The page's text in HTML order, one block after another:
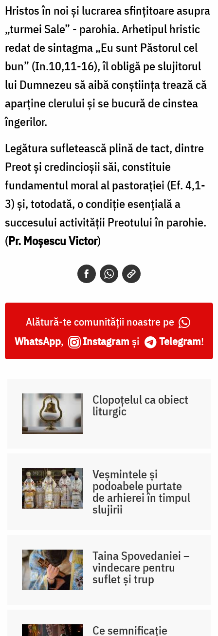
Hristos în noi şi lucrarea sfințitoare asupra
„turmei Sale” - parohia. Arhetipul hristic
redat de sintagma „Eu sunt Păstorul cel
bun” (In.10,11-16), îl obligă pe slujitorul
lui Dumnezeu să aibă conştiinţa trează că
aparţine clerului şi se bucură de cinstea
îngerilor.
Legătura sufletească plină de tact, dintre
Preot şi credincioşii săi, constituie
fundamentul moral al pastoraţiei (Ef. 4,1-
3) şi, totodată, o condiţie esenţială a
succesului activităţii Preotului în parohie.
(Pr. Moșescu Victor)
Alătură-te comunității noastre pe
WhatsApp, Instagram și Telegram!
Clopoțelul ca obiect
liturgic
Veșmintele și
podoabele purtate
de arhierei în timpul
slujirii
Taina Spovedaniei –
vindecare pentru
suflet și trup
Ce semnificație